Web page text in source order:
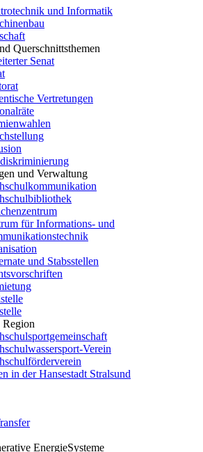
und Informatik
Querschnittsthemen
Senat
Vertretungen
und Verwaltung
für Informations- und
und Stabsstellen
Region
Verein
in der Hansestadt Stralsund
EnergieSysteme